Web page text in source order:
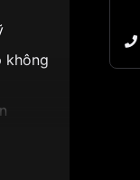
không